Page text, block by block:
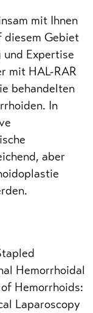
mit Ihnen
diesem Gebiet
Expertise
mit HAL-RAR
behandelten
In
aber
Hemorrhoidal
Hemorrhoids:
Laparoscopy